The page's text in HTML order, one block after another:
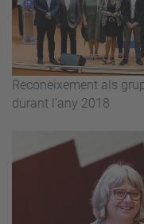
Reconeixement als
durant l'any 2018